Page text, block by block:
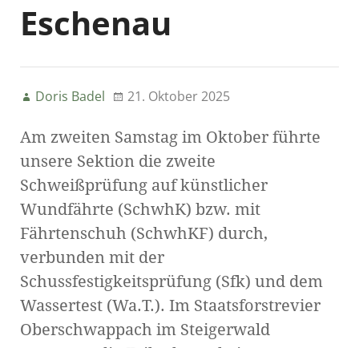
Eschenau
Doris Badel 21. Oktober 2025
Am zweiten Samstag im Oktober führte
unsere Sektion die zweite
Schweißprüfung auf künstlicher
Wundfährte (SchwhK) bzw. mit
Fährtenschuh (SchwhKF) durch,
verbunden mit der
Schussfestigkeitsprüfung (Sfk) und dem
Wassertest (Wa.T.). Im Staatsforstrevier
Oberschwappach im Steigerwald